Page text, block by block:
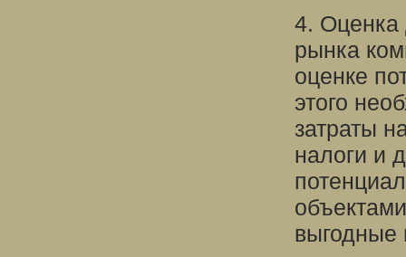
4. Оценка
рынка
оценке
этого
затраты
налоги и
выгодные